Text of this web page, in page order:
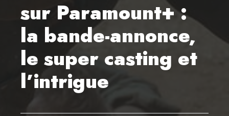
sur Paramount+ :
la bande-annonce,
le super casting et
l’intrigue